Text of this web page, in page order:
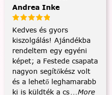
Andrea Inke
Kedves és gyors
kiszolgálás! Ajándékba
rendeltem egy egyéni
képet; a Festede csapata
nagyon segítőkész volt
és a lehető leghamarabb
ki is küldték a cs...More